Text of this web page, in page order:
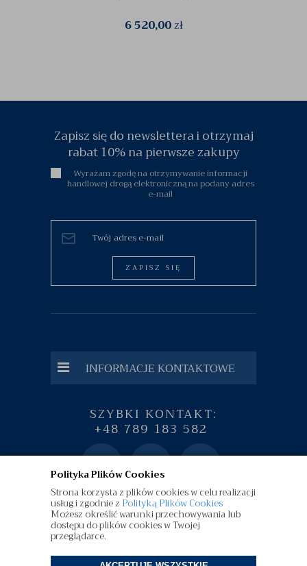
Polityka Plików Cookies
Strona korzysta z plików cookies w celu realizacji
usług i zgodnie z Polityką Plików Cookies
Możesz określić warunki przechowywania lub
dostępu do plików cookies w Twojej
przeglądarce.
6 520,00zł
Zapisz się do newslettera i otrzymaj
rabat 10% na pierwsze zakupy
Wyrażam zgodę na otrzymywanie informacji
handlowej drogą elektroniczną na podany adres
e-mail
ZAPISZ SIĘ
INFORMACJE KONTAKTOWE
SZYBKI KONTAKT:
+48 789 183 582